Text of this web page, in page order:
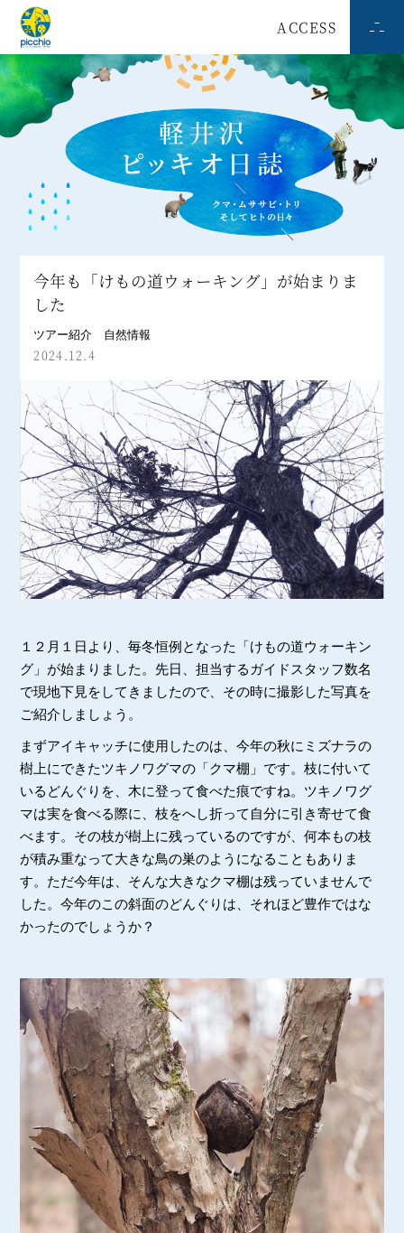
ACCESS
今年も「けもの道ウォーキング」が始まりま
した
ツアー紹介 自然情報
2024.12.4
１２月１日より、毎冬恒例となった「けもの道ウォーキン
グ」が始まりました。先日、担当するガイドスタッフ数名
で現地下見をしてきましたので、その時に撮影した写真を
ご紹介しましょう。
まずアイキャッチに使用したのは、今年の秋にミズナラの
樹上にできたツキノワグマの「クマ棚」です。枝に付いて
いるどんぐりを、木に登って食べた痕ですね。ツキノワグ
マは実を食べる際に、枝をへし折って自分に引き寄せて食
べます。その枝が樹上に残っているのですが、何本もの枝
が積み重なって大きな鳥の巣のようになることもありま
す。ただ今年は、そんな大きなクマ棚は残っていませんで
した。今年のこの斜面のどんぐりは、それほど豊作ではな
かったのでしょうか？